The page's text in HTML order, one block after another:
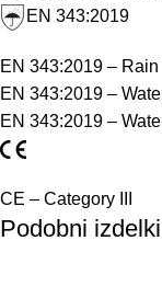
EN 343:2019
EN 343:2019 – Rain
EN 343:2019 –
EN 343:2019 –
CE – Category III
Podobni izdelki